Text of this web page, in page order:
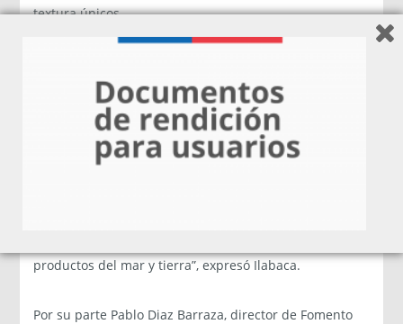
textura únicos.
director Comercial de Espacio Food & Service, quien,
junto a otros representantes de la industria
alimentaria regional, celebró la noticia de que la
Región de Los Ríos será la región invitada para el
productos del mar y tierra”, expresó Ilabaca.
Por su parte Pablo Diaz Barraza, director de Fomento